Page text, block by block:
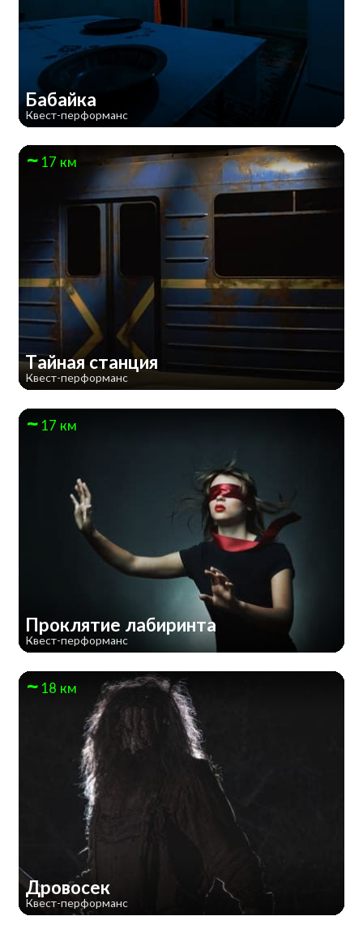
Бабайка
Квест-перформанс
17 км
Тайная станция
Квест-перформанс
17 км
Проклятие лабиринта
Квест-перформанс
18 км
Дровосек
Квест-перформанс